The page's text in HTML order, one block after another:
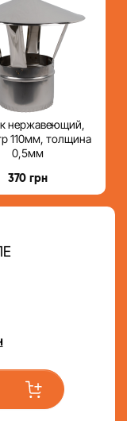
нержавеющий,
110мм, толщина
0,5мм
370грн